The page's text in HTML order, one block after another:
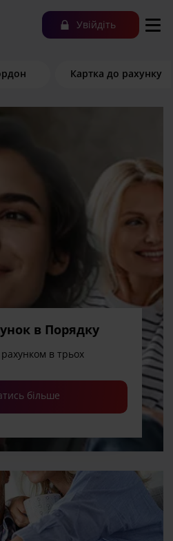
Увійдіть
Картка до рахунку
в Порядку
в трьох
більше